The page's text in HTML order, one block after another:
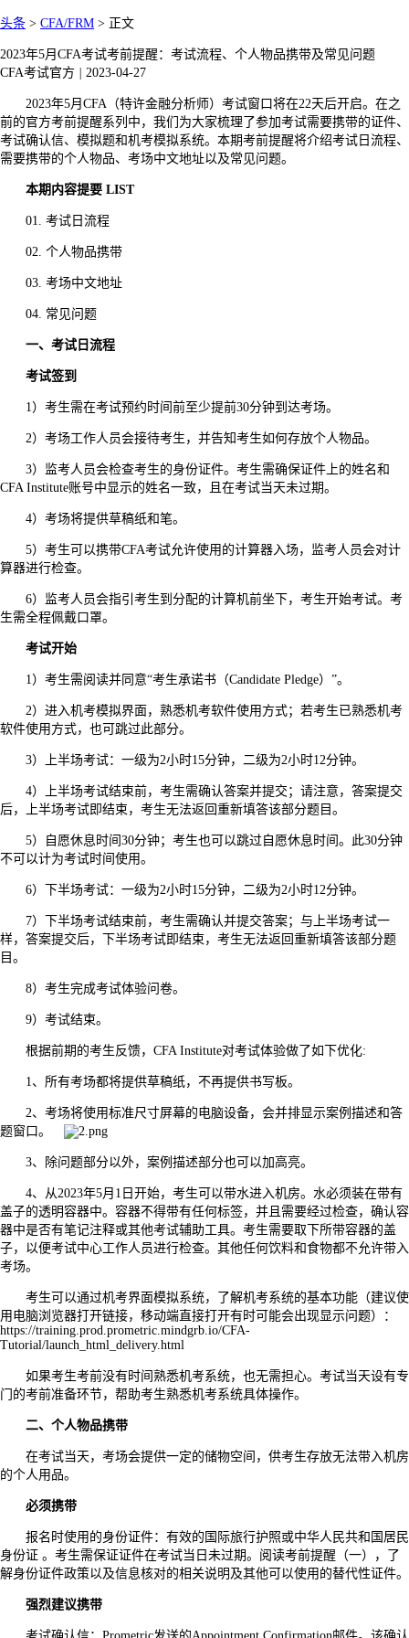
头条 > CFA/FRM > 正文
2023年5月CFA考试考前提醒：考试流程、个人物品携带及常见问题
CFA考试官方
2023-04-27
2023年5月CFA（特许金融分析师）考试窗口将在22天后开启。在之
前的官方考前提醒系列中，我们为大家梳理了参加考试需要携带的证件、
考试确认信、模拟题和机考模拟系统。本期考前提醒将介绍考试日流程、
需要携带的个人物品、考场中文地址以及常见问题。
本期内容提要 LIST
01. 考试日流程
02. 个人物品携带
03. 考场中文地址
04. 常见问题
一、考试日流程
考试签到
1）考生需在考试预约时间前至少提前30分钟到达考场。
2）考场工作人员会接待考生，并告知考生如何存放个人物品。
3）监考人员会检查考生的身份证件。考生需确保证件上的姓名和
CFA Institute账号中显示的姓名一致，且在考试当天未过期。
4）考场将提供草稿纸和笔。
5）考生可以携带CFA考试允许使用的计算器入场，监考人员会对计
算器进行检查。
6）监考人员会指引考生到分配的计算机前坐下，考生开始考试。考
生需全程佩戴口罩。
考试开始
1）考生需阅读并同意“考生承诺书（Candidate Pledge）”。
2）进入机考模拟界面，熟悉机考软件使用方式；若考生已熟悉机考
软件使用方式，也可跳过此部分。
3）上半场考试：一级为2小时15分钟，二级为2小时12分钟。
4）上半场考试结束前，考生需确认答案并提交；请注意，答案提交
后，上半场考试即结束，考生无法返回重新填答该部分题目。
5）自愿休息时间30分钟；考生也可以跳过自愿休息时间。此30分钟
不可以计为考试时间使用。
6）下半场考试：一级为2小时15分钟，二级为2小时12分钟。
7）下半场考试结束前，考生需确认并提交答案；与上半场考试一
样，答案提交后，下半场考试即结束，考生无法返回重新填答该部分题
目。
8）考生完成考试体验问卷。
9）考试结束。
根据前期的考生反馈，CFA Institute对考试体验做了如下优化:
1、所有考场都将提供草稿纸，不再提供书写板。
2、考场将使用标准尺寸屏幕的电脑设备，会并排显示案例描述和答
题窗口。
3、除问题部分以外，案例描述部分也可以加高亮。
4、从2023年5月1日开始，考生可以带水进入机房。水必须装在带有
盖子的透明容器中。容器不得带有任何标签，并且需要经过检查，确认容
器中是否有笔记注释或其他考试辅助工具。考生需要取下所带容器的盖
子，以便考试中心工作人员进行检查。其他任何饮料和食物都不允许带入
考场。
考生可以通过机考界面模拟系统，了解机考系统的基本功能（建议使
用电脑浏览器打开链接，移动端直接打开有时可能会出现显示问题）：
https://training.prod.prometric.mindgrb.io/CFA-
Tutorial/launch_html_delivery.html
如果考生考前没有时间熟悉机考系统，也无需担心。考试当天设有专
门的考前准备环节，帮助考生熟悉机考系统具体操作。
二、个人物品携带
在考试当天，考场会提供一定的储物空间，供考生存放无法带入机房
的个人用品。
必须携带
报名时使用的身份证件：有效的国际旅行护照或中华人民共和国居民
身份证 。考生需保证证件在考试当日未过期。阅读考前提醒（一），了
解身份证件政策以及信息核对的相关说明及其他可以使用的替代性证件。
强烈建议携带